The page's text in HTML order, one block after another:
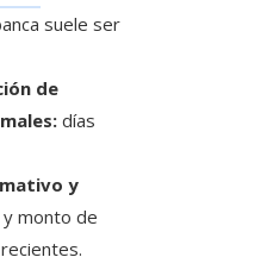
suele ser
de
días
y
monto de